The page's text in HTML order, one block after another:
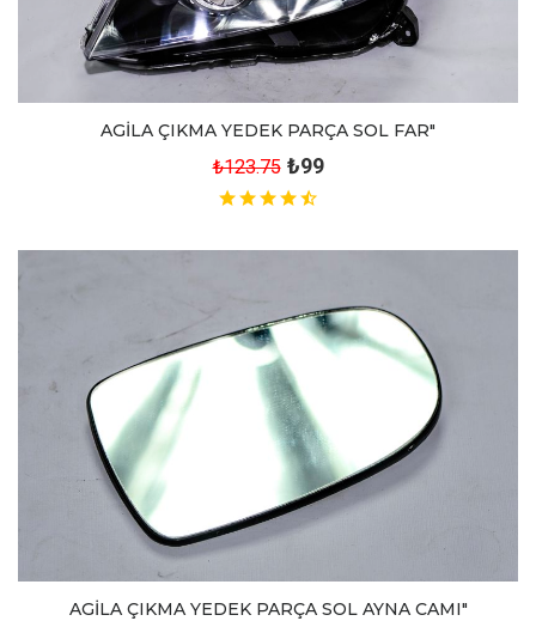
AGİLA ÇIKMA YEDEK PARÇA SOL FAR"
₺123.75 ₺99
AGİLA ÇIKMA YEDEK PARÇA SOL AYNA CAMI"